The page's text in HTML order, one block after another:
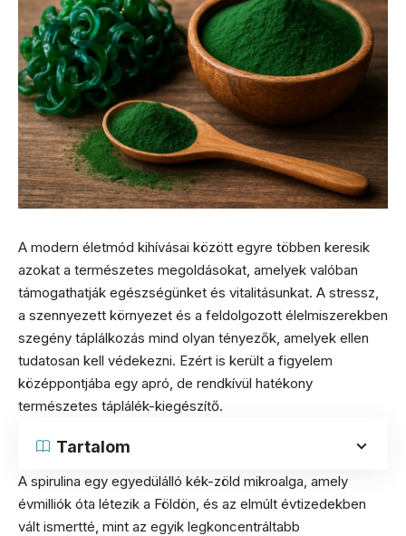
A modern életmód kihívásai között egyre többen keresik
azokat a természetes megoldásokat, amelyek valóban
támogathatják egészségünket és vitalitásunkat. A stressz,
a szennyezett környezet és a feldolgozott élelmiszerekben
szegény táplálkozás mind olyan tényezők, amelyek ellen
tudatosan kell védekezni. Ezért is került a figyelem
középpontjába egy apró, de rendkívül hatékony
természetes táplálék-kiegészítő.
Tartalom
A spirulina egy egyedülálló kék-zöld mikroalga, amely
évmilliók óta létezik a Földön, és az elmúlt évtizedekben
vált ismertté, mint az egyik legkoncentráltabb